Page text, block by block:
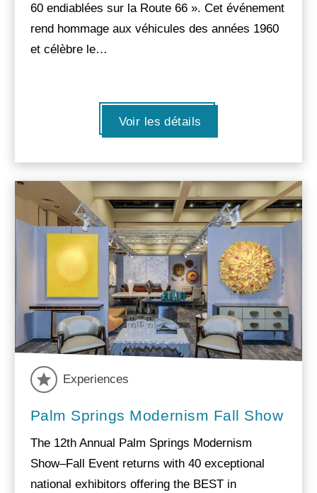
60 endiablées sur la Route 66 ». Cet événement
rend hommage aux véhicules des années 1960
et célèbre le…
Voir les détails
Experiences
Palm Springs Modernism Fall Show
The 12th Annual Palm Springs Modernism
Show–Fall Event returns with 40 exceptional
national exhibitors offering the BEST in